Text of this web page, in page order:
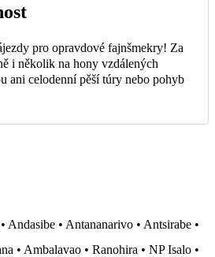
pro opravdové fajnšmekry! Za
i několik na hony vzdálených
ani celodenní pěší túry nebo pohyb
Andasibe • Antananarivo • Antsirabe •
• Ambalavao • Ranohira • NP Isalo •